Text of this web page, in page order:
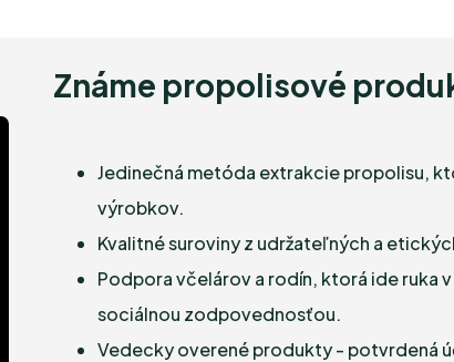
Známe propolisové
Jedinečná metóda extrakcie propolisu,
výrobkov.
Kvalitné suroviny z udržateľných a
Podpora včelárov a rodín, ktorá ide ruka
sociálnou zodpovednosťou.
Vedecky overené produkty - potvrdená